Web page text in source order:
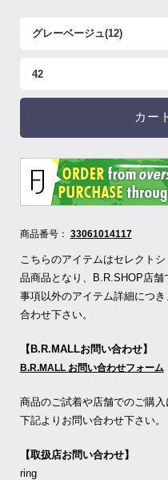
カー
商品番号： 33061014117
こちらのアイテムはセレクト
品商品となり、B.R.SHOP店
事項以外のアイテム詳細につ
合わせ下さい。
【B.R.MALLお問い合わせ】
B.R.MALL お問い合わせフォーム
商品のご試着や店舗でのご購入
下記よりお問い合わせ下さい。
【取扱店お問い合わせ】
ring